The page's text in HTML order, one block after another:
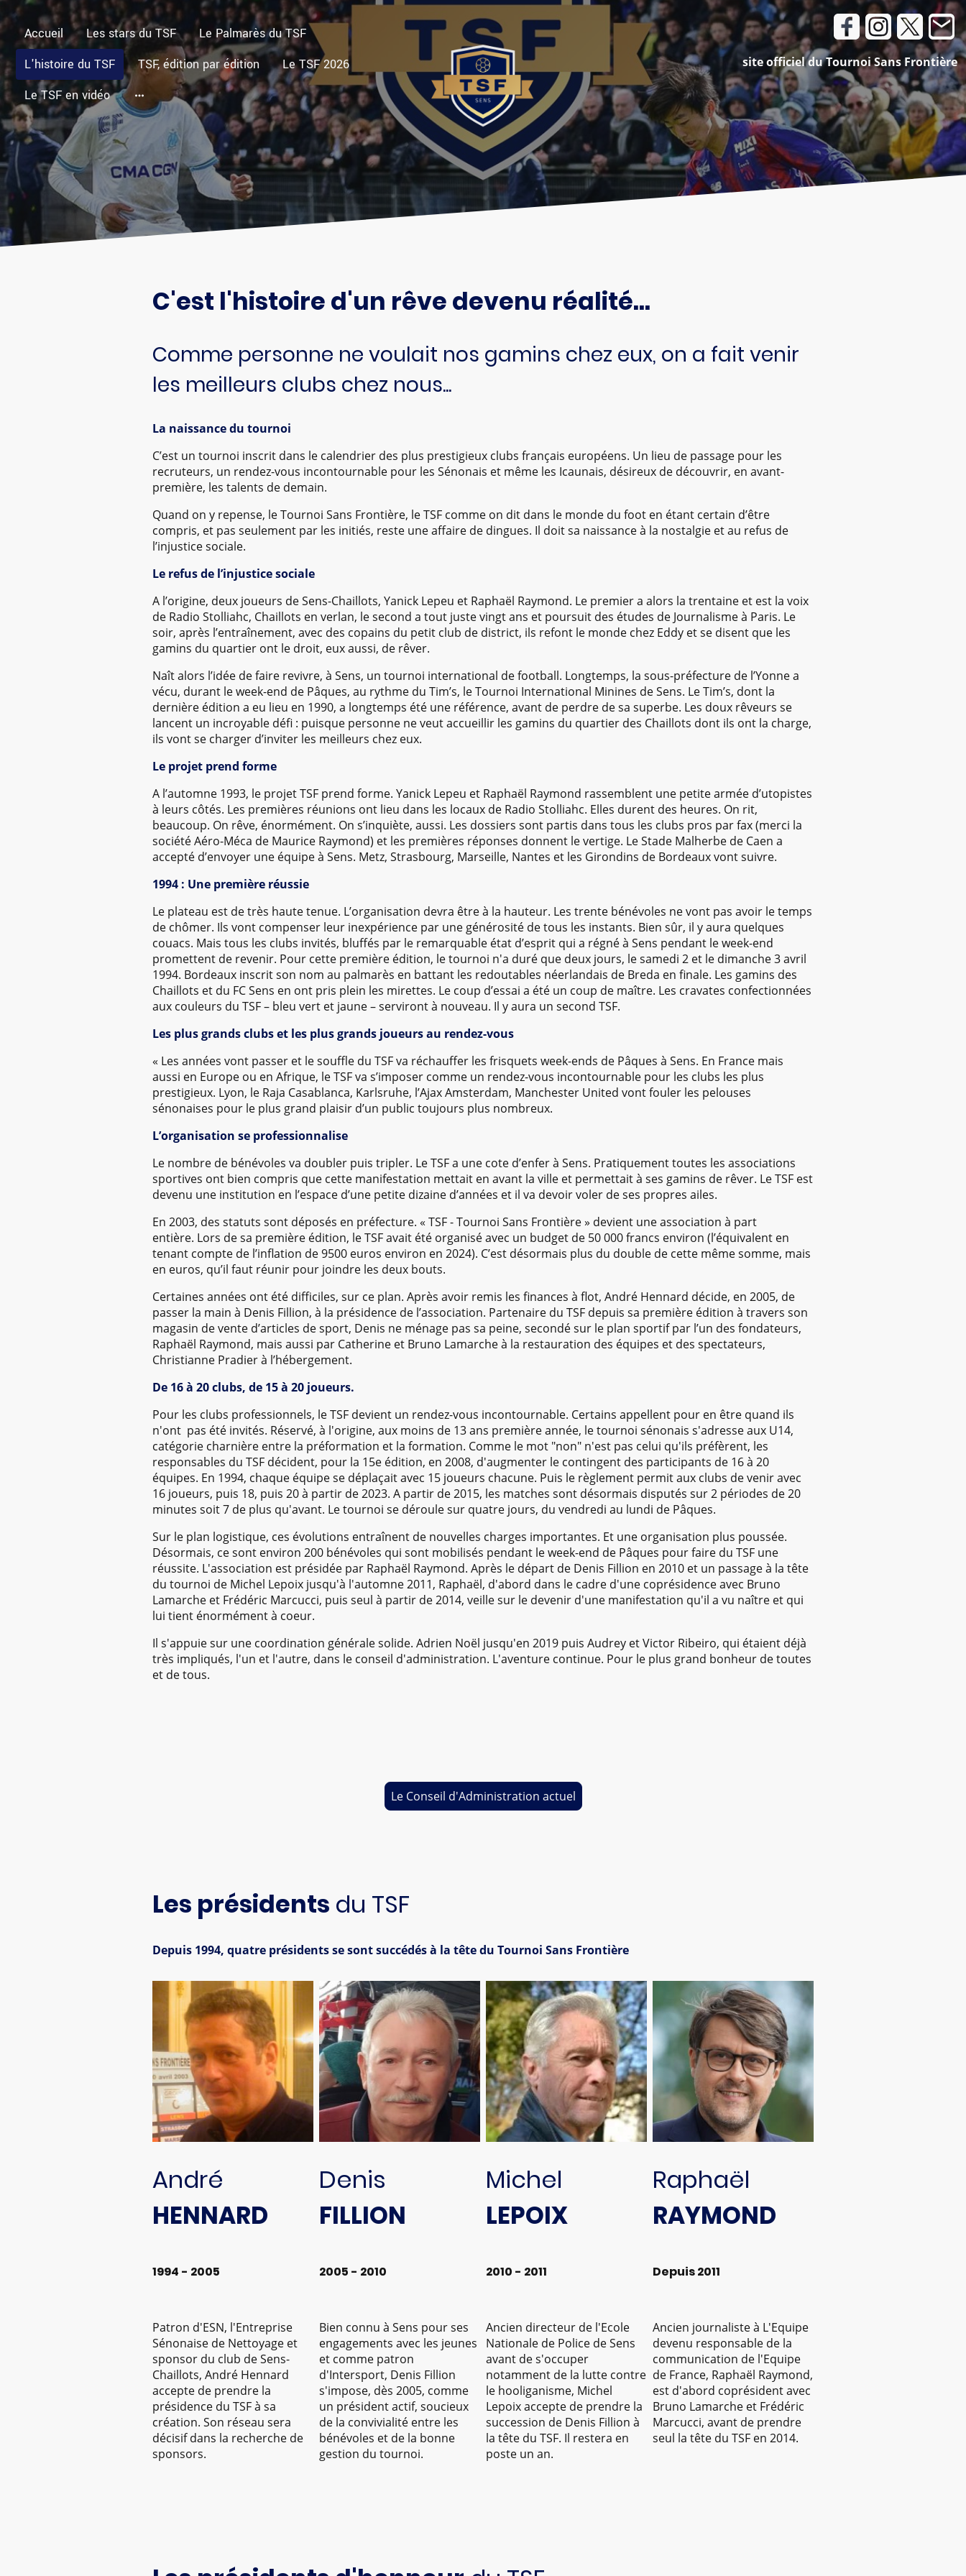
Accueil Les stars du TSF
Le Palmarès du TSF
L'histoire du TSF
TSF, édition par édition
Le TSF 2026
Le TSF en vidéo
site officiel du Tournoi Sans Frontière
C'est l'histoire d'un rêve devenu réalité...
Comme personne ne voulait nos gamins chez eux, on a fait venir
les meilleurs clubs chez nous...
La naissance du tournoi
C’est un tournoi inscrit dans le calendrier des plus prestigieux clubs français européens. Un lieu de passage pour les
recruteurs, un rendez-vous incontournable pour les Sénonais et même les Icaunais, désireux de découvrir, en avant-
première, les talents de demain.
Quand on y repense, le Tournoi Sans Frontière, le TSF comme on dit dans le monde du foot en étant certain d’être
compris, et pas seulement par les initiés, reste une affaire de dingues. Il doit sa naissance à la nostalgie et au refus de
l’injustice sociale.
Le refus de l’injustice sociale
A l’origine, deux joueurs de Sens-Chaillots, Yanick Lepeu et Raphaël Raymond. Le premier a alors la trentaine et est la voix
de Radio Stolliahc, Chaillots en verlan, le second a tout juste vingt ans et poursuit des études de Journalisme à Paris. Le
soir, après l’entraînement, avec des copains du petit club de district, ils refont le monde chez Eddy et se disent que les
gamins du quartier ont le droit, eux aussi, de rêver.
Naît alors l’idée de faire revivre, à Sens, un tournoi international de football. Longtemps, la sous-préfecture de l’Yonne a
vécu, durant le week-end de Pâques, au rythme du Tim’s, le Tournoi International Minines de Sens. Le Tim’s, dont la
dernière édition a eu lieu en 1990, a longtemps été une référence, avant de perdre de sa superbe. Les doux rêveurs se
lancent un incroyable défi : puisque personne ne veut accueillir les gamins du quartier des Chaillots dont ils ont la charge,
ils vont se charger d’inviter les meilleurs chez eux.
Le projet prend forme
A l’automne 1993, le projet TSF prend forme. Yanick Lepeu et Raphaël Raymond rassemblent une petite armée d’utopistes
à leurs côtés. Les premières réunions ont lieu dans les locaux de Radio Stolliahc. Elles durent des heures. On rit,
beaucoup. On rêve, énormément. On s’inquiète, aussi. Les dossiers sont partis dans tous les clubs pros par fax (merci la
société Aéro-Méca de Maurice Raymond) et les premières réponses donnent le vertige. Le Stade Malherbe de Caen a
accepté d’envoyer une équipe à Sens. Metz, Strasbourg, Marseille, Nantes et les Girondins de Bordeaux vont suivre.
1994 : Une première réussie
Le plateau est de très haute tenue. L’organisation devra être à la hauteur. Les trente bénévoles ne vont pas avoir le temps
de chômer. Ils vont compenser leur inexpérience par une générosité de tous les instants. Bien sûr, il y aura quelques
couacs. Mais tous les clubs invités, bluffés par le remarquable état d’esprit qui a régné à Sens pendant le week-end
promettent de revenir. Pour cette première édition, le tournoi n'a duré que deux jours, le samedi 2 et le dimanche 3 avril
1994. Bordeaux inscrit son nom au palmarès en battant les redoutables néerlandais de Breda en finale. Les gamins des
Chaillots et du FC Sens en ont pris plein les mirettes. Le coup d’essai a été un coup de maître. Les cravates confectionnées
aux couleurs du TSF – bleu vert et jaune – serviront à nouveau. Il y aura un second TSF.
Les plus grands clubs et les plus grands joueurs au rendez-vous
« Les années vont passer et le souffle du TSF va réchauffer les frisquets week-ends de Pâques à Sens. En France mais
aussi en Europe ou en Afrique, le TSF va s’imposer comme un rendez-vous incontournable pour les clubs les plus
prestigieux. Lyon, le Raja Casablanca, Karlsruhe, l’Ajax Amsterdam, Manchester United vont fouler les pelouses
sénonaises pour le plus grand plaisir d’un public toujours plus nombreux.
L’organisation se professionnalise
Le nombre de bénévoles va doubler puis tripler. Le TSF a une cote d’enfer à Sens. Pratiquement toutes les associations
sportives ont bien compris que cette manifestation mettait en avant la ville et permettait à ses gamins de rêver. Le TSF est
devenu une institution en l’espace d’une petite dizaine d’années et il va devoir voler de ses propres ailes.
En 2003, des statuts sont déposés en préfecture. « TSF - Tournoi Sans Frontière » devient une association à part
entière. Lors de sa première édition, le TSF avait été organisé avec un budget de 50 000 francs environ (l’équivalent en
tenant compte de l’inflation de 9500 euros environ en 2024). C’est désormais plus du double de cette même somme, mais
en euros, qu’il faut réunir pour joindre les deux bouts.
Certaines années ont été difficiles, sur ce plan. Après avoir remis les finances à flot, André Hennard décide, en 2005, de
passer la main à Denis Fillion, à la présidence de l’association. Partenaire du TSF depuis sa première édition à travers son
magasin de vente d’articles de sport, Denis ne ménage pas sa peine, secondé sur le plan sportif par l’un des fondateurs,
Raphaël Raymond, mais aussi par Catherine et Bruno Lamarche à la restauration des équipes et des spectateurs,
Christianne Pradier à l’hébergement.
De 16 à 20 clubs, de 15 à 20 joueurs.
Pour les clubs professionnels, le TSF devient un rendez-vous incontournable. Certains appellent pour en être quand ils
n'ont pas été invités. Réservé, à l'origine, aux moins de 13 ans première année, le tournoi sénonais s'adresse aux U14,
catégorie charnière entre la préformation et la formation. Comme le mot "non" n'est pas celui qu'ils préfèrent, les
responsables du TSF décident, pour la 15e édition, en 2008, d'augmenter le contingent des participants de 16 à 20
équipes. En 1994, chaque équipe se déplaçait avec 15 joueurs chacune. Puis le règlement permit aux clubs de venir avec
16 joueurs, puis 18, puis 20 à partir de 2023. A partir de 2015, les matches sont désormais disputés sur 2 périodes de 20
minutes soit 7 de plus qu'avant. Le tournoi se déroule sur quatre jours, du vendredi au lundi de Pâques.
Sur le plan logistique, ces évolutions entraînent de nouvelles charges importantes. Et une organisation plus poussée.
Désormais, ce sont environ 200 bénévoles qui sont mobilisés pendant le week-end de Pâques pour faire du TSF une
réussite. L'association est présidée par Raphaël Raymond. Après le départ de Denis Fillion en 2010 et un passage à la tête
du tournoi de Michel Lepoix jusqu'à l'automne 2011, Raphaël, d'abord dans le cadre d'une coprésidence avec Bruno
Lamarche et Frédéric Marcucci, puis seul à partir de 2014, veille sur le devenir d'une manifestation qu'il a vu naître et qui
lui tient énormément à coeur.
Il s'appuie sur une coordination générale solide. Adrien Noël jusqu'en 2019 puis Audrey et Victor Ribeiro, qui étaient déjà
très impliqués, l'un et l'autre, dans le conseil d'administration. L'aventure continue. Pour le plus grand bonheur de toutes
et de tous.
Le Conseil d'Administration actuel
Les présidents du TSF
Depuis 1994, quatre présidents se sont succédés à la tête du Tournoi Sans Frontière
André
HENNARD
1994 - 2005
Patron d'ESN, l'Entreprise
Sénonaise de Nettoyage et
sponsor du club de Sens-
Chaillots, André Hennard
accepte de prendre la
présidence du TSF à sa
création. Son réseau sera
décisif dans la recherche de
sponsors.
Denis
FILLION
2005 - 2010
Bien connu à Sens pour ses
engagements avec les jeunes
et comme patron
d'Intersport, Denis Fillion
s'impose, dès 2005, comme
un président actif, soucieux
de la convivialité entre les
bénévoles et de la bonne
gestion du tournoi.
Michel
LEPOIX
2010 - 2011
Ancien directeur de l'Ecole
Nationale de Police de Sens
avant de s'occuper
notamment de la lutte contre
le hooliganisme, Michel
Lepoix accepte de prendre la
succession de Denis Fillion à
la tête du TSF. Il restera en
poste un an.
Raphaël
RAYMOND
Depuis 2011
Ancien journaliste à L'Equipe
devenu responsable de la
communication de l'Equipe
de France, Raphaël Raymond,
est d'abord coprésident avec
Bruno Lamarche et Frédéric
Marcucci, avant de prendre
seul la tête du TSF en 2014.